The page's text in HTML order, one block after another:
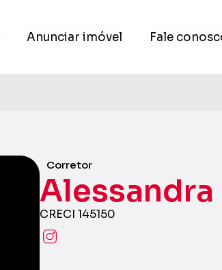
Anunciar imóvel Fale
Anunciar imóvel Fale
Corretor
Alessandra
CRECI 145150